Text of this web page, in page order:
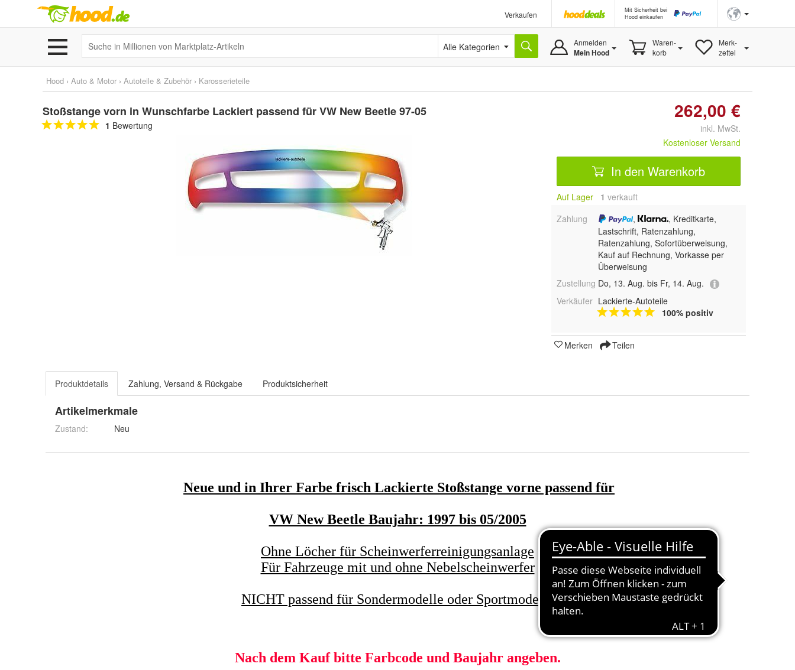
Verkaufen
Mit Sicherheit bei
Hood einkaufen
Alle Kategorien Anmelden
Mein Hood
Waren-
korb
Merk-
zettel
Hood › Auto & Motor › Autoteile & Zubehör › Karosserieteile
Stoßstange vorn in Wunschfarbe Lackiert passend für VW New Beetle 97-05
1 Bewertung
262,00 €
inkl. MwSt.
Kostenloser Versand
In den Warenkorb
Auf Lager 1 verkauft
Zahlung
,
, Kreditkarte,
Lastschrift, Ratenzahlung,
Ratenzahlung, Sofortüberweisung,
Kauf auf Rechnung, Vorkasse per
Überweisung
Zustellung Do, 13. Aug. bis Fr, 14. Aug.
Verkäufer Lackierte-Autoteile
100% positiv
Merken Teilen
Produktdetails Zahlung, Versand & Rückgabe Produktsicherheit
Artikelmerkmale
Zustand: Neu